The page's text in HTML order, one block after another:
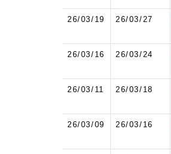
26/03/19 26/03/27
26/03/16 26/03/24
26/03/11 26/03/18
26/03/09 26/03/16